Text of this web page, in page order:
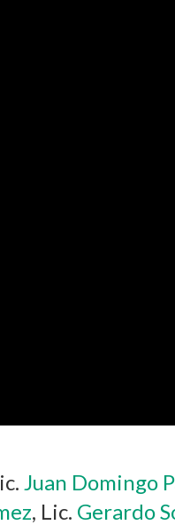
Juan Domingo
, Lic. Gerardo